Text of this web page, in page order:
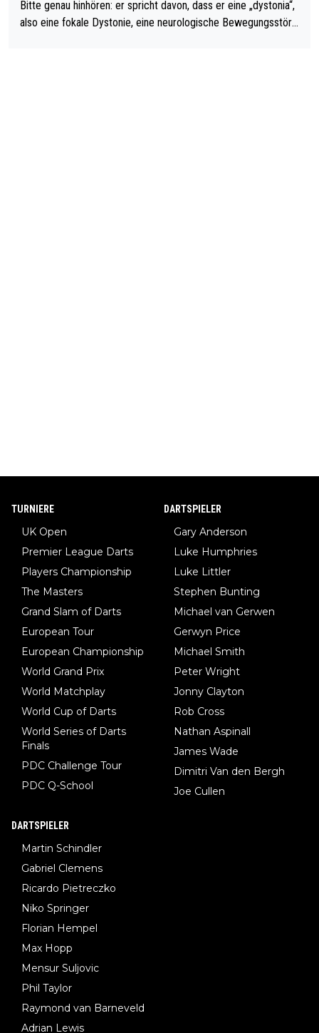
Bitte genau hinhören: er spricht davon, dass er eine „dystonia“,
also eine fokale Dystonie, eine neurologische Bewegungsstöru
TURNIERE
UK Open
Premier League Darts
Players Championship
The Masters
Grand Slam of Darts
European Tour
European Championship
World Grand Prix
World Matchplay
World Cup of Darts
World Series of Darts
Finals
PDC Challenge Tour
PDC Q-School
DARTSPIELER
Gary Anderson
Luke Humphries
Luke Littler
Stephen Bunting
Michael van Gerwen
Gerwyn Price
Michael Smith
Peter Wright
Jonny Clayton
Rob Cross
Nathan Aspinall
James Wade
Dimitri Van den Bergh
Joe Cullen
DARTSPIELER
Martin Schindler
Gabriel Clemens
Ricardo Pietreczko
Niko Springer
Florian Hempel
Max Hopp
Mensur Suljovic
Phil Taylor
Raymond van Barneveld
Adrian Lewis